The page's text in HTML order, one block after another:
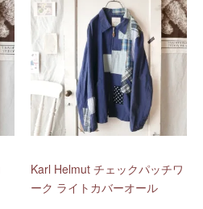
Karl Helmut チェックパッチワ
ーク ライトカバーオール